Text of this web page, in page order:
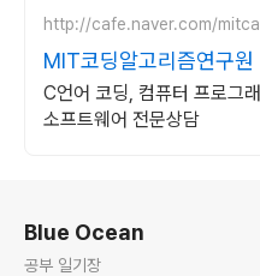
http://cafe.naver.com/
MIT코딩알고리즘연구원
C언어 코딩, 컴퓨터 프로그
소프트웨어 전문상담
Blue Ocean
공부 일기장